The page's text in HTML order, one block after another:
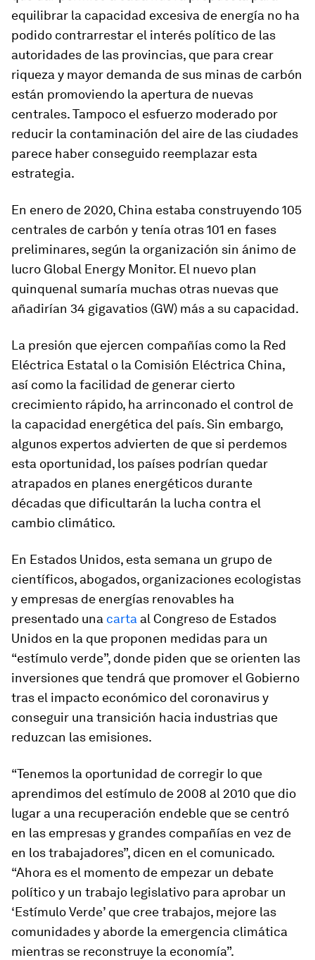
equilibrar la capacidad excesiva de energía no ha
podido contrarrestar el interés político de las
autoridades de las provincias, que para crear
riqueza y mayor demanda de sus minas de carbón
están promoviendo la apertura de nuevas
centrales. Tampoco el esfuerzo moderado por
reducir la contaminación del aire de las ciudades
parece haber conseguido reemplazar esta
estrategia.
En enero de 2020, China estaba construyendo 105
centrales de carbón y tenía otras 101 en fases
preliminares, según la organización sin ánimo de
lucro Global Energy Monitor. El nuevo plan
quinquenal sumaría muchas otras nuevas que
añadirían 34 gigavatios (GW) más a su capacidad.
La presión que ejercen compañías como la Red
Eléctrica Estatal o la Comisión Eléctrica China,
así como la facilidad de generar cierto
crecimiento rápido, ha arrinconado el control de
la capacidad energética del país. Sin embargo,
algunos expertos advierten de que si perdemos
esta oportunidad, los países podrían quedar
atrapados en planes energéticos durante
décadas que dificultarán la lucha contra el
cambio climático.
En Estados Unidos, esta semana un grupo de
científicos, abogados, organizaciones ecologistas
y empresas de energías renovables ha
presentado una carta al Congreso de Estados
Unidos en la que proponen medidas para un
“estímulo verde”, donde piden que se orienten las
inversiones que tendrá que promover el Gobierno
tras el impacto económico del coronavirus y
conseguir una transición hacia industrias que
reduzcan las emisiones.
“Tenemos la oportunidad de corregir lo que
aprendimos del estímulo de 2008 al 2010 que dio
lugar a una recuperación endeble que se centró
en las empresas y grandes compañías en vez de
en los trabajadores”, dicen en el comunicado.
“Ahora es el momento de empezar un debate
político y un trabajo legislativo para aprobar un
‘Estímulo Verde’ que cree trabajos, mejore las
comunidades y aborde la emergencia climática
mientras se reconstruye la economía”.